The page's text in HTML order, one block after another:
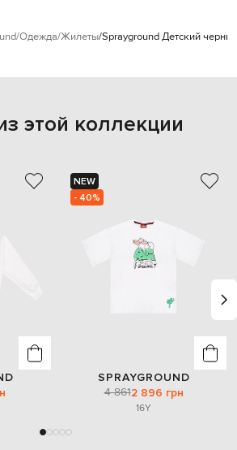
Одежда Жилеты Sprayground Детский
этой коллекции
NEW
- 40%
SPRAYGROUND
4 8612 896 грн
16Y